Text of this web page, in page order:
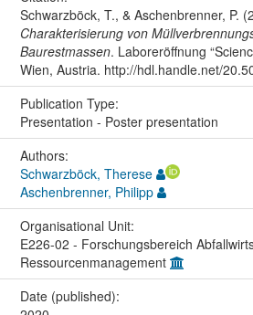
Schwarzböck, T., & Aschenbrenner, P.
Charakterisierung von
Baurestmassen. Laboreröffnung
Wien, Austria. http://hdl.handle.net/
Publication Type:
Presentation - Poster presentation
Authors:
Schwarzböck, Therese
Aschenbrenner, Philipp
Organisational Unit:
E226-02 - Forschungsbereich
Ressourcenmanagement
Date (published):